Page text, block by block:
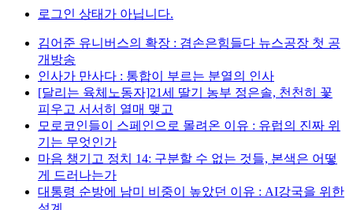
로그인 상태가 아닙니다.
김어준 유니버스의 확장 : 겸손은힘들다 뉴스공장 첫 공
개방송
인사가 만사다 : 통합이 부르는 분열의 인사
[달리는 육체노동자]21세 딸기 농부 정은솔, 천천히 꽃
피우고 서서히 열매 맺고
모로코인들이 스페인으로 몰려온 이유 : 유럽의 진짜 위
기는 무엇인가
마음 챙기고 정치 14: 구분할 수 없는 것들, 본색은 어떻
게 드러나는가
대통령 순방에 남미 비중이 높았던 이유 : AI강국을 위한